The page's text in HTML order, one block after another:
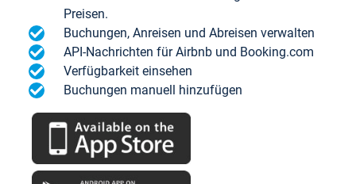
Preisen.
Buchungen, Anreisen und Abreisen verwalten
API-Nachrichten für Airbnb und Booking.com
Verfügbarkeit einsehen
Buchungen manuell hinzufügen